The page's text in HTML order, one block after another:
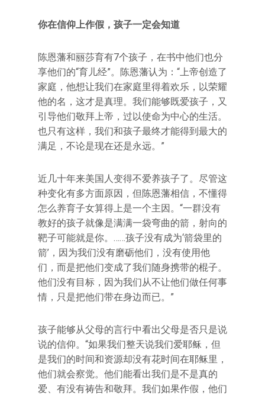
你在信仰上作假，孩子一定会知道
陈恩藩和丽莎育有7个孩子，在书中他们也分
享他们的“育儿经”。陈恩藩认为：“上帝创造了
家庭，他想让我们在家庭里得着欢乐，以荣耀
他的名，这才是真理。我们能够既爱孩子，又
引导他们敬拜上帝，过以使命为中心的生活。
也只有这样，我们和孩子最终才能得到最大的
满足，不论是现在还是永远。”
近几十年来美国人变得不爱养孩子了。尽管这
种变化有多方面原因，但陈恩藩相信，不懂得
怎么养育子女算得上是一个主因。“一群没有
教好的孩子就像是满满一袋弯曲的箭，射向的
靶子可能就是你。……孩子没有成为‘箭袋里的
箭’，因为我们没有磨砺他们，没有使用他
们，而是把他们变成了我们随身携带的棍子。
他们没有目标，因为我们从不让他们做任何事
情，只是把他们带在身边而已。”
孩子能够从父母的言行中看出父母是否只是说
说的信仰。“如果我们整天说我们爱耶稣，但
是我们的时间和资源却没有花时间在耶稣里，
他们就会察觉。他们能看出我们是不是真的
爱、有没有祷告和敬拜。我们如果作假，他们